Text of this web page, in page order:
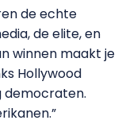
de echte
de elite, en
winnen maakt je
Hollywood
democraten.